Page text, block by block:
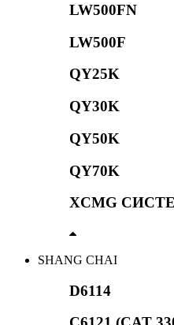
LW500FN
LW500F
QY25K
QY30K
QY50K
QY70K
XCMG
SHANG CHAI
D6114